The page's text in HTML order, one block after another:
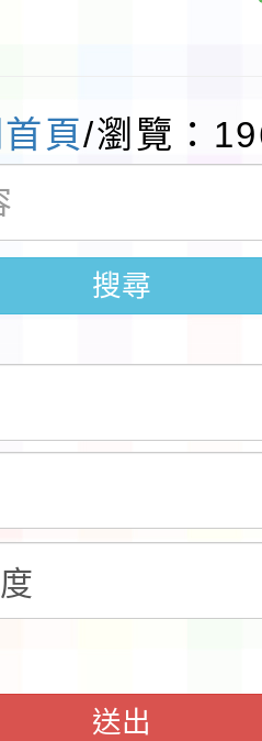
教師研習
22日(星期六
廟祈福系列
航」
園藝術巡演
華大學辦理
」第二階段
區簡章
中心白海豚
才培育課程
頁/瀏覽：
搜尋
送出